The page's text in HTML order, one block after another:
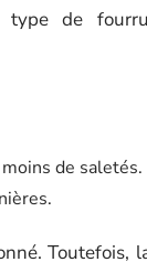
type de
de saletés.
Toutefois,